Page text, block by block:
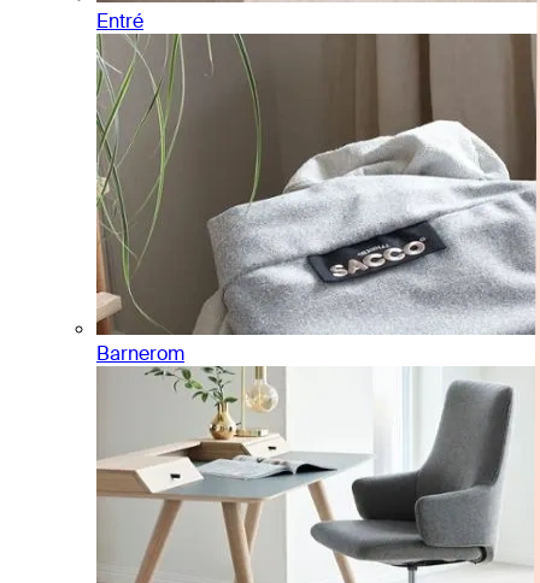
Entré
Barnerom